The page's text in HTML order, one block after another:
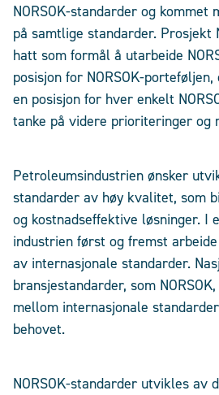
NORSOK-standarder og kommet
på samtlige standarder. Prosjekt
hatt som formål å utarbeide
posisjon for NORSOK-
en posisjon for hver enkelt
tanke på videre prioriteringer og
Petroleumsindustrien ønsker
standarder av høy kvalitet, som
og kostnadseffektive løsninger. I
industrien først og fremst
av internasjonale standarder.
bransjestandarder, som
mellom internasjonale
behovet.
NORSOK-standarder utvikles av